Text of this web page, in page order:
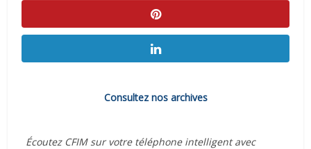
Consultez nos archives
Écoutez CFIM sur votre téléphone intelligent avec